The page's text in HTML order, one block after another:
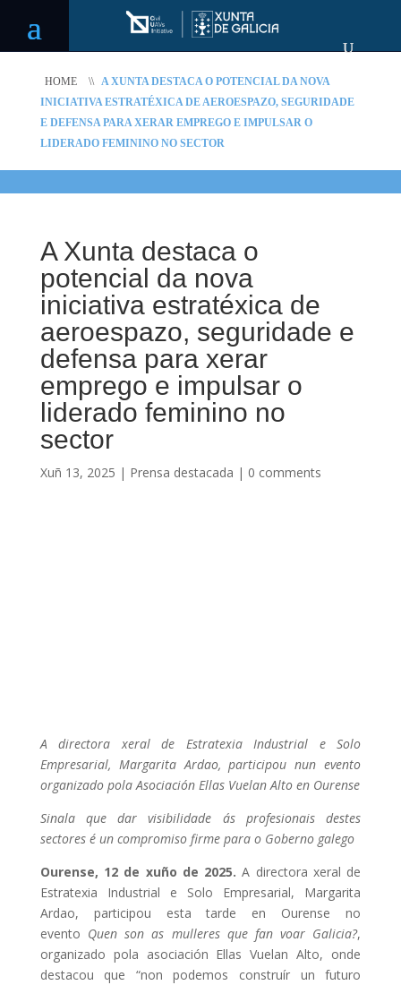
HOME \\
A XUNTA DESTACA O POTENCIAL DA NOVA
INICIATIVA ESTRATÉXICA DE AEROESPAZO, SEGURIDADE
E DEFENSA PARA XERAR EMPREGO E IMPULSAR O
LIDERADO FEMININO NO SECTOR
A Xunta destaca o
potencial da nova
iniciativa estratéxica de
aeroespazo, seguridade e
defensa para xerar
emprego e impulsar o
liderado feminino no
sector
Xuñ 13, 2025 | Prensa destacada | 0 comments
A directora xeral de Estratexia Industrial e Solo
Empresarial, Margarita Ardao, participou nun evento
organizado pola Asociación Ellas Vuelan Alto en Ourense
Sinala que dar visibilidade ás profesionais destes
sectores é un compromiso firme para o Goberno galego
Ourense, 12 de xuño de 2025.A directora xeral de
Estratexia Industrial e Solo Empresarial, Margarita
Ardao, participou esta tarde en Ourense no
evento Quen son as mulleres que fan voar Galicia?,
organizado pola asociación Ellas Vuelan Alto, onde
destacou que “non podemos construír un futuro